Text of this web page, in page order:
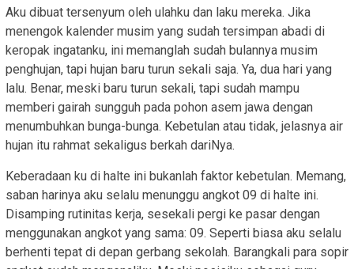
Aku dibuat tersenyum oleh ulahku dan laku mereka. Jika
menengok kalender musim yang sudah tersimpan abadi di
keropak ingatanku, ini memanglah sudah bulannya musim
penghujan, tapi hujan baru turun sekali saja. Ya, dua hari yang
lalu. Benar, meski baru turun sekali, tapi sudah mampu
memberi gairah sungguh pada pohon asem jawa dengan
menumbuhkan bunga-bunga. Kebetulan atau tidak, jelasnya air
hujan itu rahmat sekaligus berkah dariNya.
Keberadaan ku di halte ini bukanlah faktor kebetulan. Memang,
saban harinya aku selalu menunggu angkot 09 di halte ini.
Disamping rutinitas kerja, sesekali pergi ke pasar dengan
menggunakan angkot yang sama: 09. Seperti biasa aku selalu
berhenti tepat di depan gerbang sekolah. Barangkali para sopir